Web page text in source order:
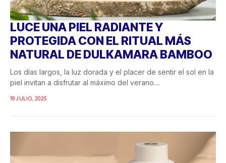
LUCE UNA PIEL RADIANTE Y
PROTEGIDA CON EL RITUAL MÁS
NATURAL DE DULKAMARA BAMBOO
Los días largos, la luz dorada y el placer de sentir el sol en la
piel invitan a disfrutar al máximo del verano....
19 JULIO, 2025